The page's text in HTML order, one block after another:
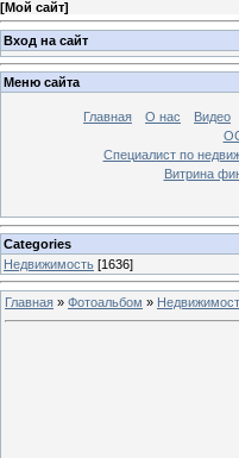
[Мой сайт]
Вход на сайт
Меню сайта
Главная О нас Видео
Специалист по
Витрина
Categories
Недвижимость [1636]
Главная » Фотоальбом »